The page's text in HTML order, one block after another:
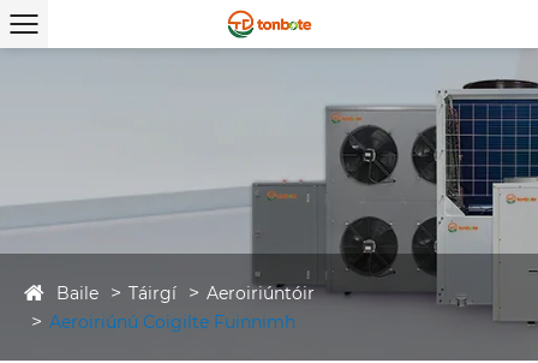
Baile Táirgí
Aeroiriúntóir
Aeroiriúnú Coigilte Fuinnimh